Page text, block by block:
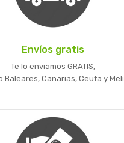
Envíos gratis
Te lo enviamos GRATIS,
Baleares, Canarias, Ceuta y